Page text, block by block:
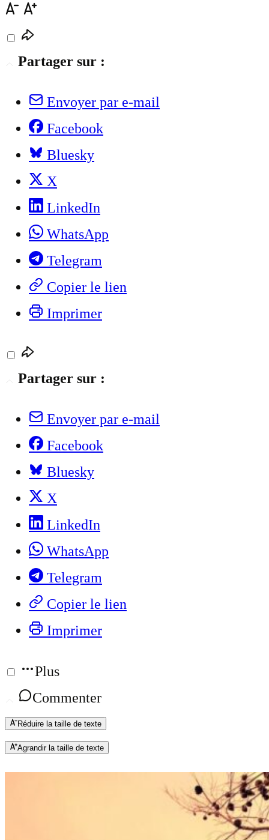
Partager sur :
Envoyer par e-mail
Facebook
Bluesky
X
LinkedIn
WhatsApp
Telegram
Copier le lien
Imprimer
Partager sur :
Envoyer par e-mail
Facebook
Bluesky
X
LinkedIn
WhatsApp
Telegram
Copier le lien
Imprimer
Plus
Commenter
Réduire la taille de texte
Agrandir la taille de texte